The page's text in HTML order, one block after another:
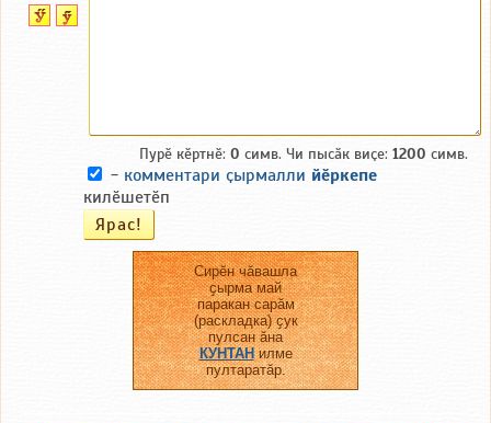
Пурӗ кӗртнӗ: 0 симв. Чи пысӑк виҫе: 1200 симв.
- комментари ҫырмалли йӗркепе
килӗшетӗп
Сирӗн чӑвашла
ҫырма май
паракан сарӑм
(раскладка) ҫук
пулсан ӑна
КУНТАНилме
пултаратӑр.